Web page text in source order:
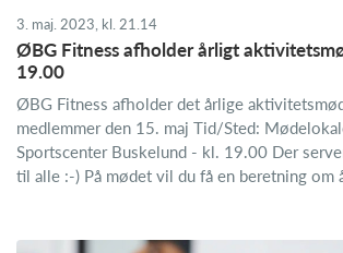
3. maj. 2023, kl. 21.14
ØBG Fitness afholder årligt
19.00
ØBG Fitness afholder det årlige
medlemmer den 15. maj Tid/Sted:
Sportscenter Buskelund - kl. 19.00 Der
til alle :-) På mødet vil du få en beretning om